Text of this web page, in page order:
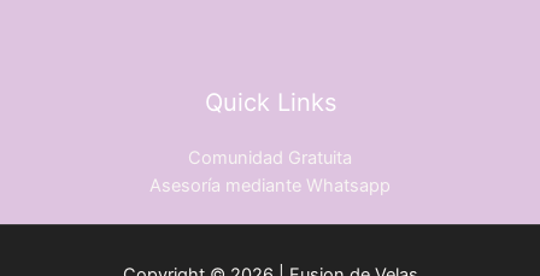
Quick Links
Comunidad Gratuita
Asesoría mediante Whatsapp